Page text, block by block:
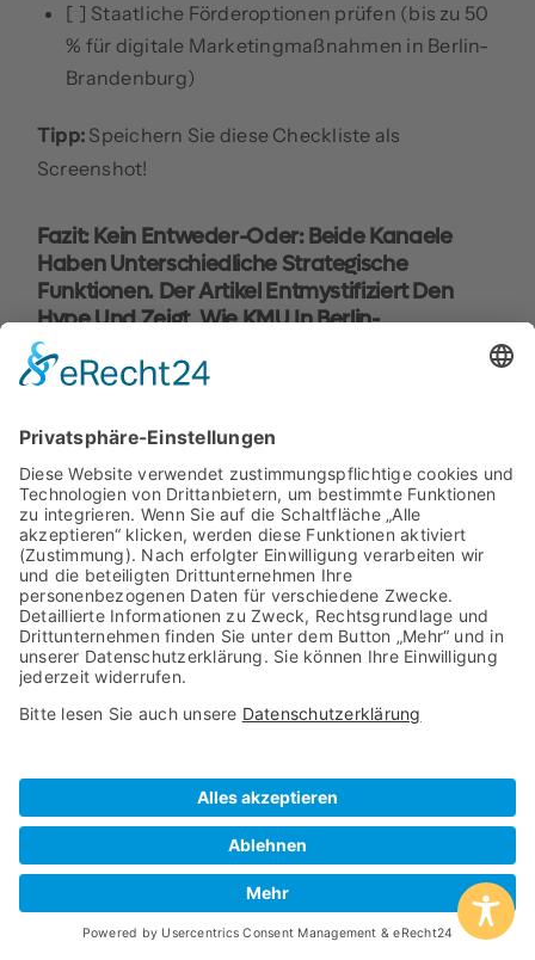
[ ] Staatliche Förderoptionen prüfen (bis zu 50
% für digitale Marketingmaßnahmen in Berlin-
Brandenburg)
Tipp: Speichern Sie diese Checkliste als
Screenshot!
Fazit: Kein Entweder-Oder: Beide Kanaele
Haben Unterschiedliche Strategische
Funktionen. Der Artikel Entmystifiziert Den
Hype Und Zeigt, Wie KMU In Berlin-
Brandenburg LinkedIn Und E-Mail Intelligent
Verzahnen Statt Gegeneinander Ausspielen.
Konkurrenten — sie sind Teamplayer mit
unterschiedlichen Stärken. LinkedIn bringt dich
vor die richtigen Leute, E-Mail bringt die richtigen
Leute zum Abschluss. Wer beide Kanäle als
System begreift und mit klaren Übergängen
verbindet, generiert nicht nur mehr Leads,
sondern bessere.
Ihre nächsten Schritte:
Aktivität und E-Mail-Listengröße ehrlich
bewerten
Einen Lead-Magneten entwickeln, der
LinkedIn-Kontakte in Newsletter-Abonnenten
verwandelt